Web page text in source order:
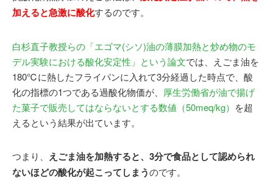
加えると急激に酸化するのです。
白杉直子教授らの「エゴマ(シソ)油の薄膜加熱と炒め物のモ
デル実験における酸化安定性」という論文では、えごま油を
180℃に熱したフライパンに入れて3分経過した時点で、酸
化の指標の1つである過酸化物価が、 厚生労働省が油で揚げ
た菓子で販売してはならないとする数値（50meq/kg） を超
えるという結果が出ています。
つまり、 えごま油を加熱すると、3分で食品として認められ
ないほどの酸化が起こってしまうのです。